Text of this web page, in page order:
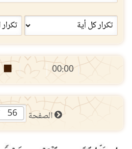
00:00
الصفحة 56